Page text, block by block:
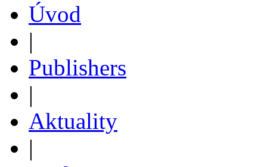
Úvod
|
Publishers
|
Aktuality
|